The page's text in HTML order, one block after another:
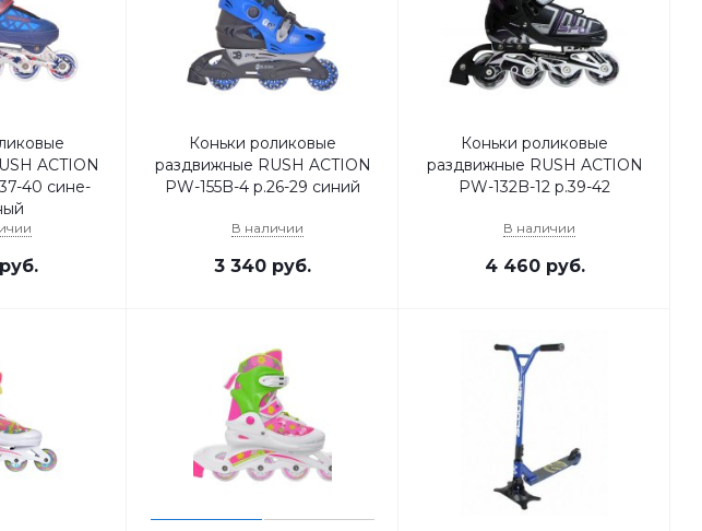
ACTION
40 сине-
Коньки роликовые
раздвижные RUSH ACTION
PW-155B-4 р.26-29 синий
В наличии
3 340 руб.
Коньки роликовые
раздвижные RUSH ACTION
PW-132B-12 р.39-42
В наличии
4 460руб.